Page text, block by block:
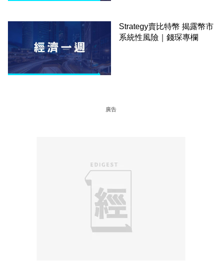
Strategy賣比特幣 揭露幣市
系統性風險｜錢琛專欄
廣告